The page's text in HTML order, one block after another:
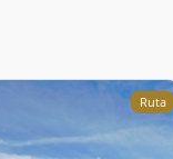
Ruta